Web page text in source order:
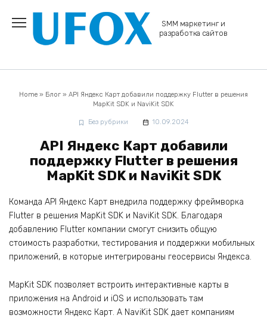
содержанию
SMM маркетинг и
разработка сайтов
Home » Блог » API Яндекс Карт добавили поддержку Flutter в решения
MapKit SDK и NaviKit SDK
Без рубрики 10.09.2024
API Яндекс Карт добавили
поддержку Flutter в решения
MapKit SDK и NaviKit SDK
Команда API Яндекс Карт внедрила поддержку фреймворка
Flutter в решения MapKit SDK и NaviKit SDK. Благодаря
добавлению Flutter компании смогут снизить общую
стоимость разработки, тестирования и поддержки мобильных
приложений, в которые интегрированы геосервисы Яндекса.
MapKit SDK позволяет встроить интерактивные карты в
приложения на Android и iOS и использовать там
возможности Яндекс Карт. А NaviKit SDK дает компаниям